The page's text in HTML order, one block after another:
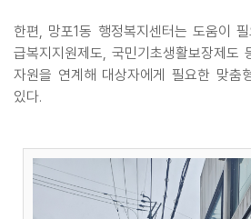
한편, 망포1동 행정복지센터는 도움이
급복지지원제도, 국민기초생활보장제도
자원을 연계해 대상자에게 필요한 맞춤
있다.